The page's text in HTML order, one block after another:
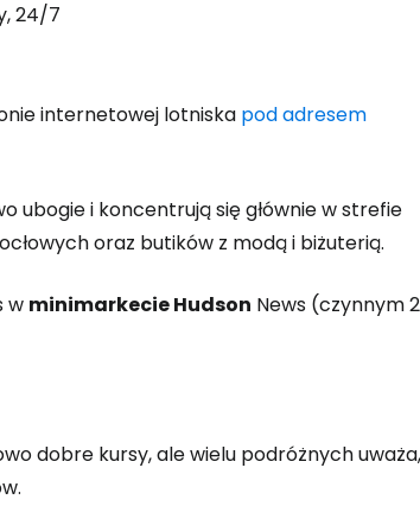
24/7
internetowej lotniska pod adresem
ubogie i koncentrują się głównie w strefie
oraz butików z modą i biżuterią.
w minimarkecie Hudson News (czynnym
dobre kursy, ale wielu podróżnych
do Cestee
Kontynuuj z Facebookiem